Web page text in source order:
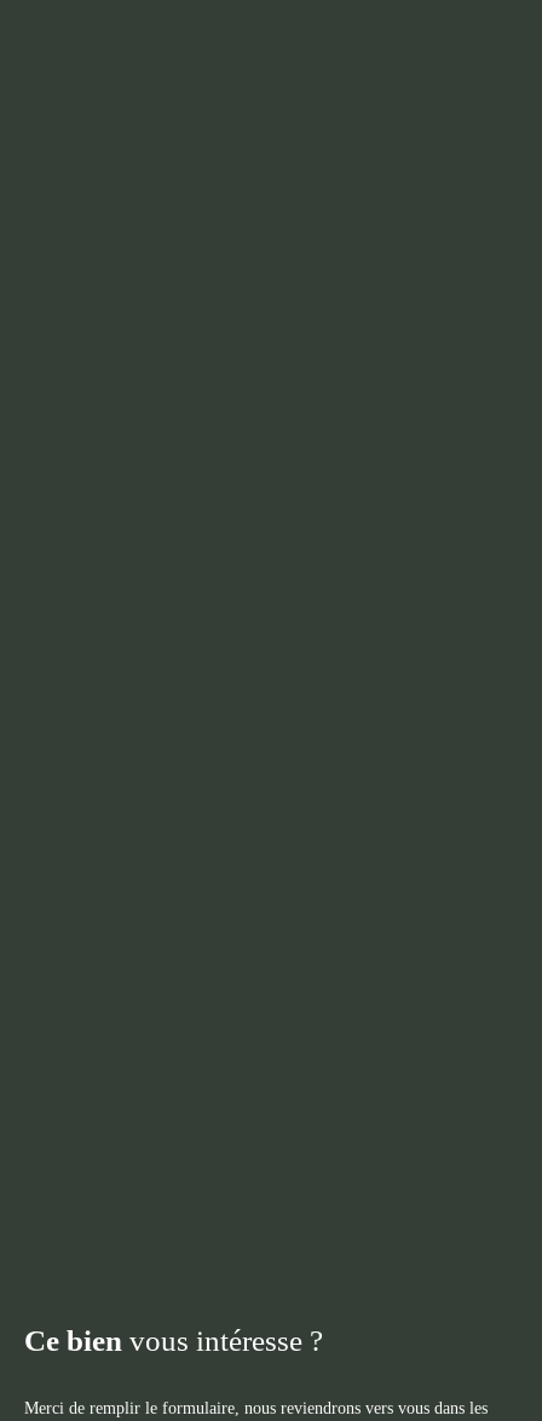
Ce bien vous intéresse ?
Merci de remplir le formulaire, nous reviendrons vers vous dans les